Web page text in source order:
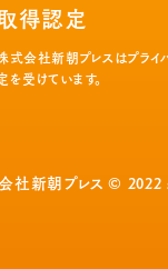
得認定
式会社新朝プレスはプライ
を受けています。
社新朝プレス © 2022